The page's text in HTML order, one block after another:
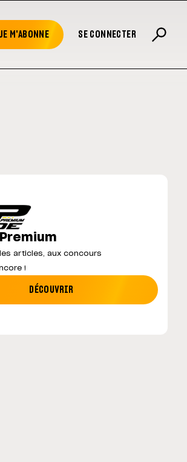
M'ABONNE SE CONNECTER
: les cinq constructeurs signent un
articles, aux concours
!
DÉCOUVRIR